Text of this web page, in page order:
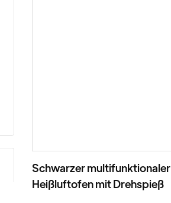
Schwarzer multifunktionaler
Heißluftofen mit Drehspieß